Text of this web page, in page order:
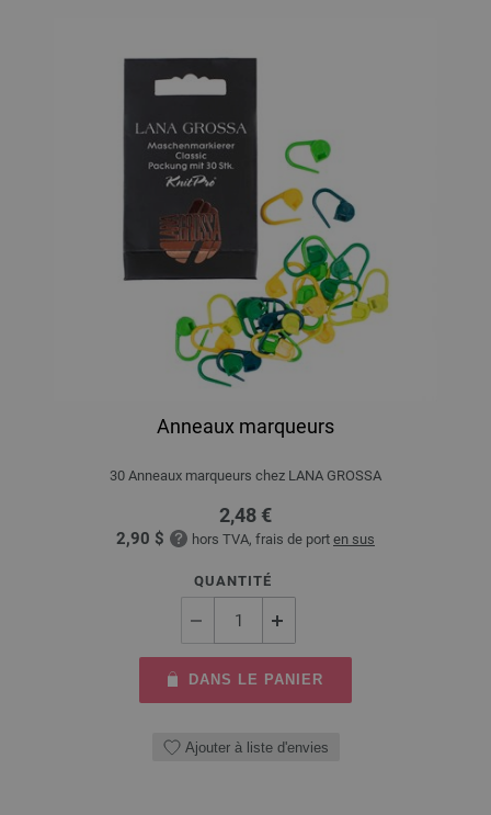
Anneaux marqueurs
30 Anneaux marqueurs chez LANA GROSSA
2,48 €
2,90 $ hors TVA, frais de port en sus
QUANTITÉ
DANS LE PANIER
Ajouter à liste d'envies